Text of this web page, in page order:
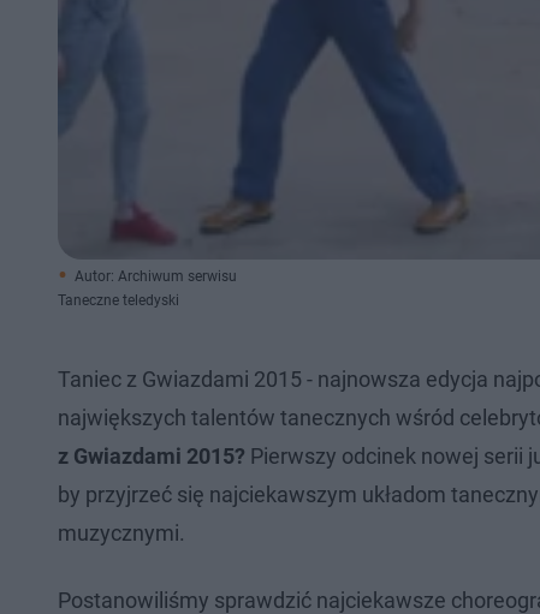
Autor: Archiwum serwisu
Taneczne teledyski
Taniec z Gwiazdami 2015 - najnowsza edycja
największych talentów tanecznych wśród
z Gwiazdami 2015? Pierwszy odcinek nowej serii
by przyjrzeć się najciekawszym układom
muzycznymi.
Postanowiliśmy sprawdzić najciekawsze